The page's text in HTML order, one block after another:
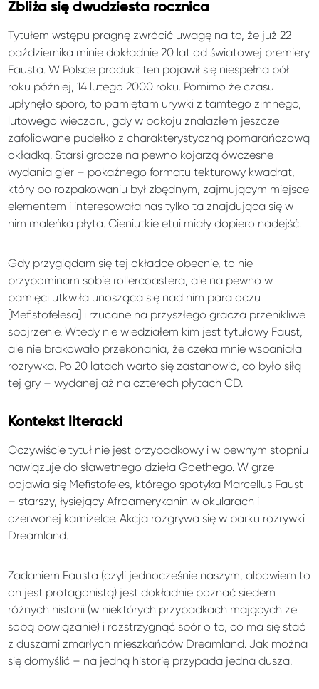
Zbliża się dwudziesta rocznica
Tytułem wstępu pragnę zwrócić uwagę na to, że już 22
października minie dokładnie 20 lat od światowej premiery
Fausta. W Polsce produkt ten pojawił się niespełna pół
roku później, 14 lutego 2000 roku. Pomimo że czasu
upłynęło sporo, to pamiętam urywki z tamtego zimnego,
lutowego wieczoru, gdy w pokoju znalazłem jeszcze
zafoliowane pudełko z charakterystyczną pomarańczową
okładką. Starsi gracze na pewno kojarzą ówczesne
wydania gier – pokaźnego formatu tekturowy kwadrat,
który po rozpakowaniu był zbędnym, zajmującym miejsce
elementem i interesowała nas tylko ta znajdująca się w
nim maleńka płyta. Cieniutkie etui miały dopiero nadejść.
Gdy przyglądam się tej okładce obecnie, to nie
przypominam sobie rollercoastera, ale na pewno w
pamięci utkwiła unosząca się nad nim para oczu
[Mefistofelesa] i rzucane na przyszłego gracza przenikliwe
spojrzenie. Wtedy nie wiedziałem kim jest tytułowy Faust,
ale nie brakowało przekonania, że czeka mnie wspaniała
rozrywka. Po 20 latach warto się zastanowić, co było siłą
tej gry – wydanej aż na czterech płytach CD.
Kontekst literacki
Oczywiście tytuł nie jest przypadkowy i w pewnym stopniu
nawiązuje do sławetnego dzieła Goethego. W grze
pojawia się Mefistofeles, którego spotyka Marcellus Faust
– starszy, łysiejący Afroamerykanin w okularach i
czerwonej kamizelce. Akcja rozgrywa się w parku rozrywki
Dreamland.
Zadaniem Fausta (czyli jednocześnie naszym, albowiem to
on jest protagonistą) jest dokładnie poznać siedem
różnych historii (w niektórych przypadkach mających ze
sobą powiązanie) i rozstrzygnąć spór o to, co ma się stać
z duszami zmarłych mieszkańców Dreamland. Jak można
się domyślić – na jedną historię przypada jedna dusza.